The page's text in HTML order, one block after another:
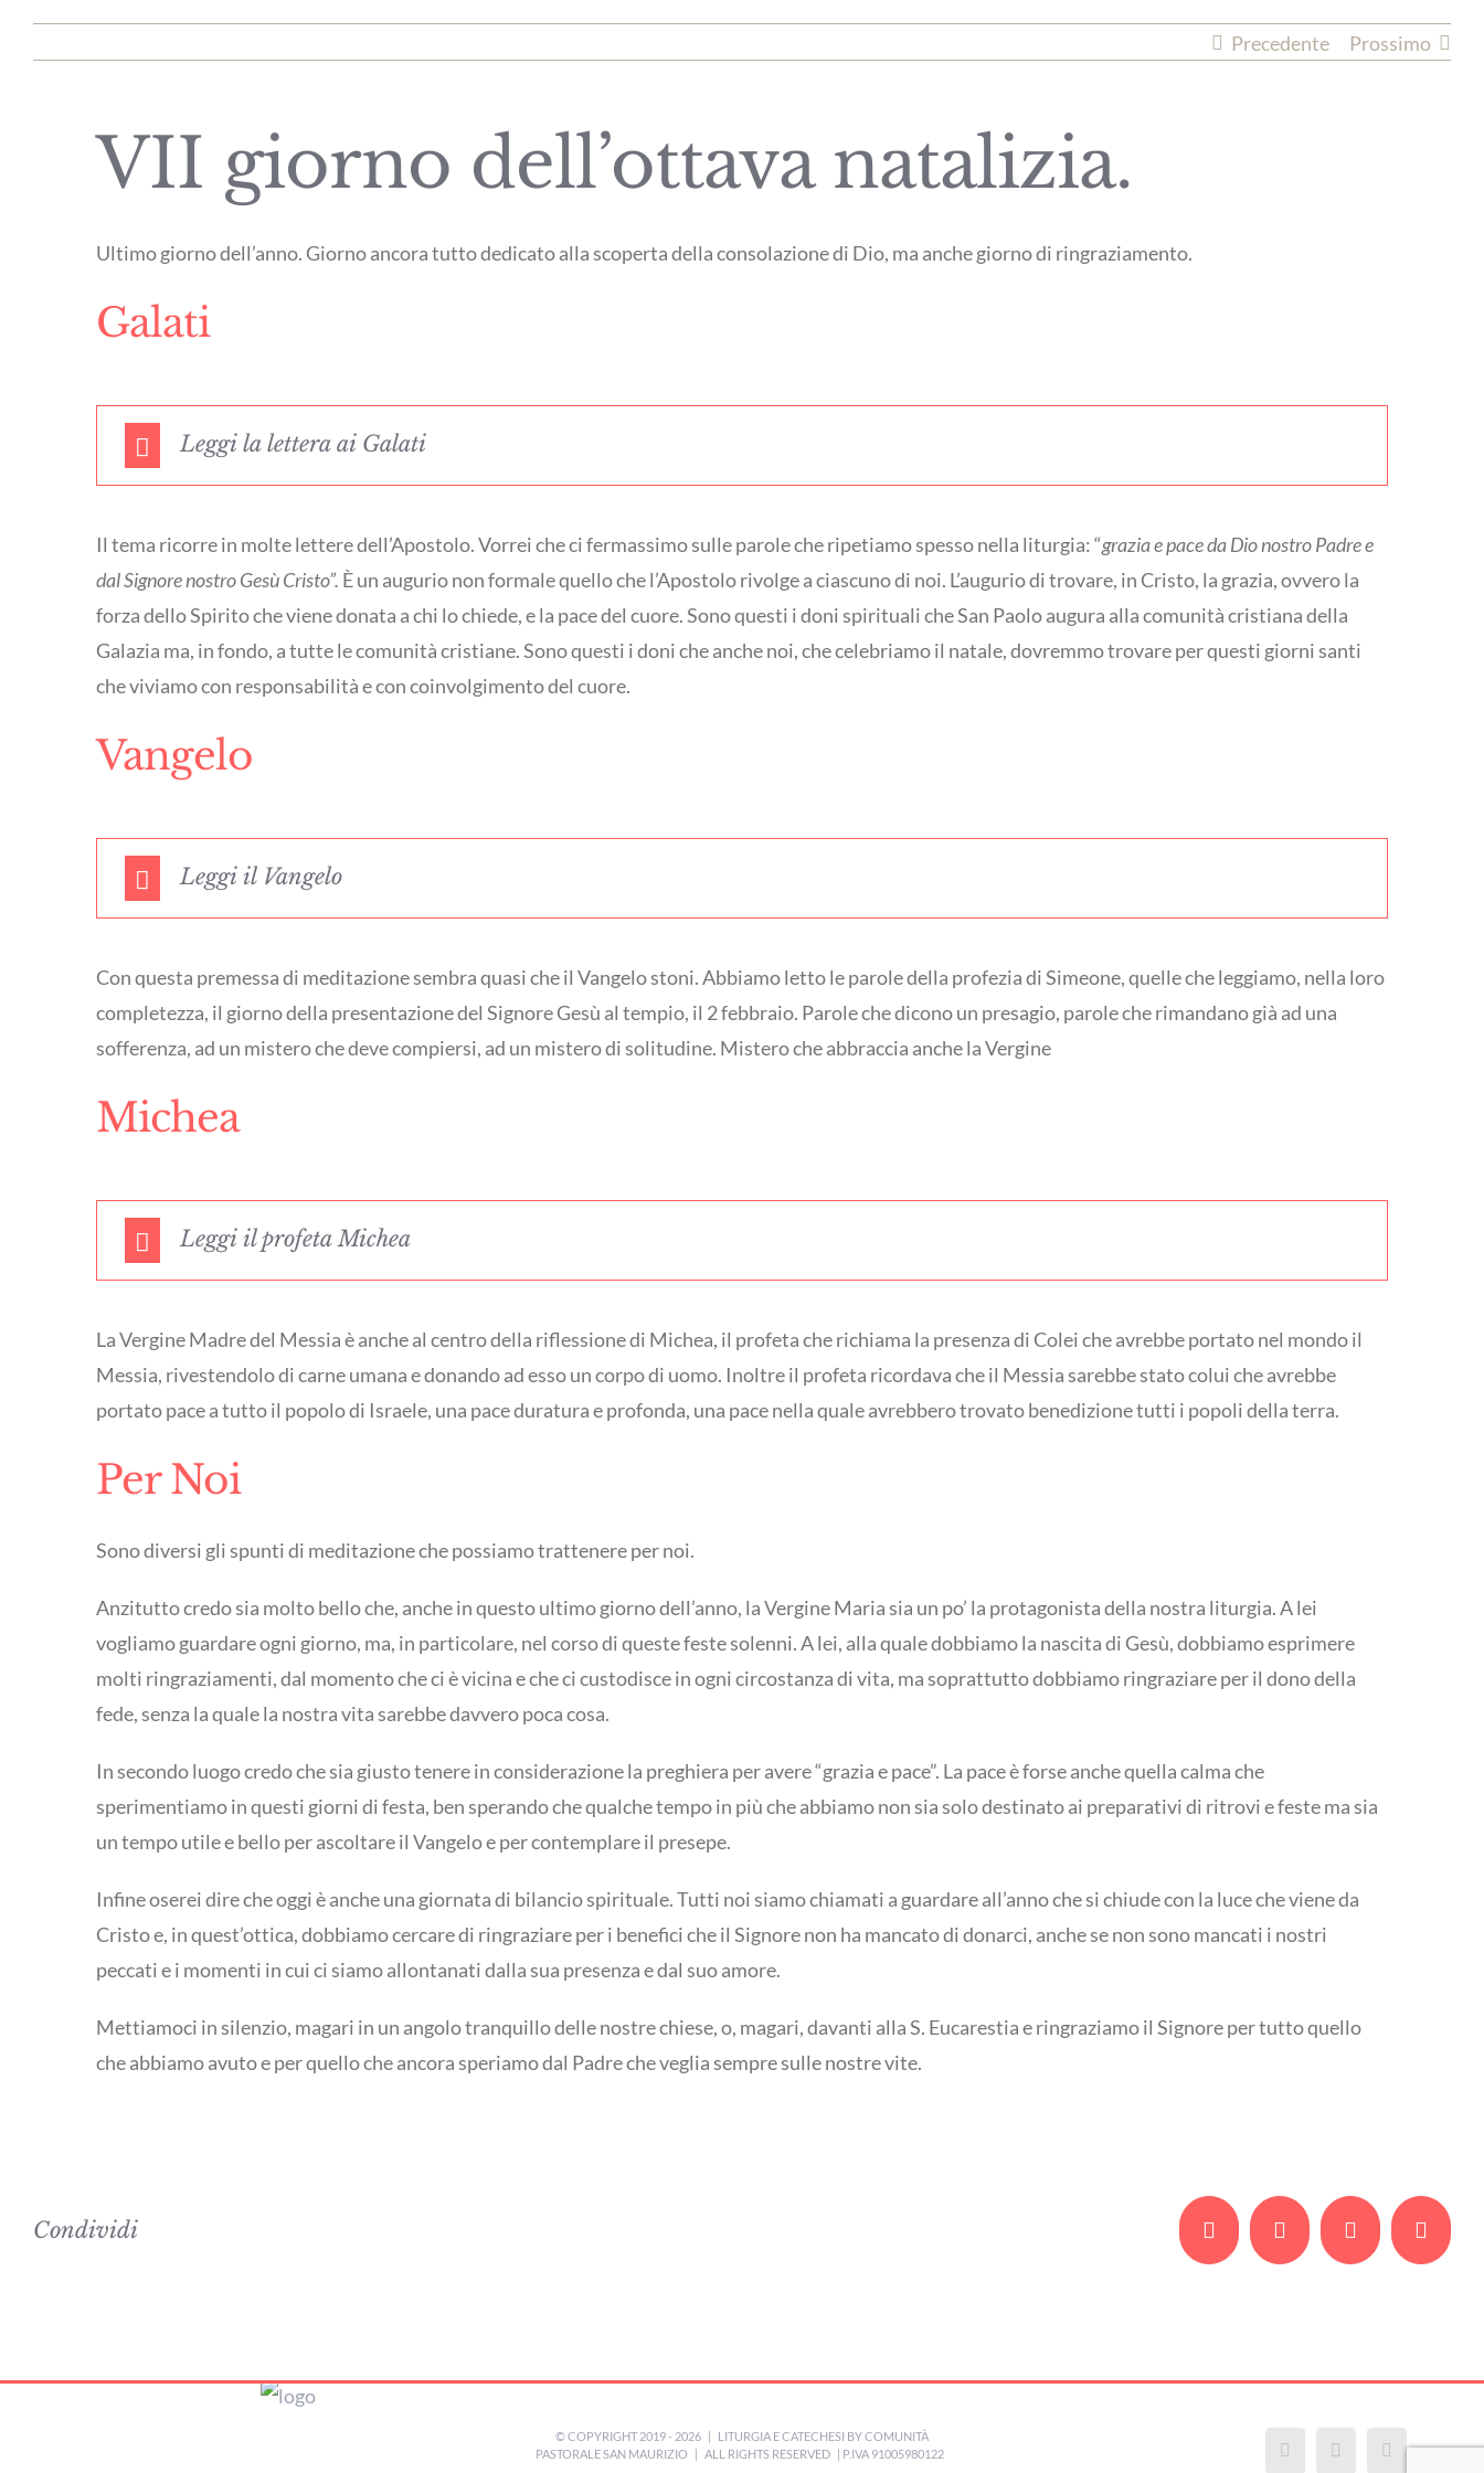
Precedente Prossimo
VII giorno dell’ottava natalizia.
Ultimo giorno dell’anno. Giorno ancora tutto dedicato alla scoperta della consolazione di Dio, ma anche giorno di ringraziamento.
Galati
Leggi la lettera ai Galati
Il tema ricorre in molte lettere dell’Apostolo. Vorrei che ci fermassimo sulle parole che ripetiamo spesso nella liturgia: “grazia e pace da Dio nostro Padre e
dal Signore nostro Gesù Cristo”. È un augurio non formale quello che l’Apostolo rivolge a ciascuno di noi. L’augurio di trovare, in Cristo, la grazia, ovvero la
forza dello Spirito che viene donata a chi lo chiede, e la pace del cuore. Sono questi i doni spirituali che San Paolo augura alla comunità cristiana della
Galazia ma, in fondo, a tutte le comunità cristiane. Sono questi i doni che anche noi, che celebriamo il natale, dovremmo trovare per questi giorni santi
che viviamo con responsabilità e con coinvolgimento del cuore.
Vangelo
Leggi il Vangelo
Con questa premessa di meditazione sembra quasi che il Vangelo stoni. Abbiamo letto le parole della profezia di Simeone, quelle che leggiamo, nella loro
completezza, il giorno della presentazione del Signore Gesù al tempio, il 2 febbraio. Parole che dicono un presagio, parole che rimandano già ad una
sofferenza, ad un mistero che deve compiersi, ad un mistero di solitudine. Mistero che abbraccia anche la Vergine
Michea
Leggi il profeta Michea
La Vergine Madre del Messia è anche al centro della riflessione di Michea, il profeta che richiama la presenza di Colei che avrebbe portato nel mondo il
Messia, rivestendolo di carne umana e donando ad esso un corpo di uomo. Inoltre il profeta ricordava che il Messia sarebbe stato colui che avrebbe
portato pace a tutto il popolo di Israele, una pace duratura e profonda, una pace nella quale avrebbero trovato benedizione tutti i popoli della terra.
Per Noi
Sono diversi gli spunti di meditazione che possiamo trattenere per noi.
Anzitutto credo sia molto bello che, anche in questo ultimo giorno dell’anno, la Vergine Maria sia un po’ la protagonista della nostra liturgia. A lei
vogliamo guardare ogni giorno, ma, in particolare, nel corso di queste feste solenni. A lei, alla quale dobbiamo la nascita di Gesù, dobbiamo esprimere
molti ringraziamenti, dal momento che ci è vicina e che ci custodisce in ogni circostanza di vita, ma soprattutto dobbiamo ringraziare per il dono della
fede, senza la quale la nostra vita sarebbe davvero poca cosa.
In secondo luogo credo che sia giusto tenere in considerazione la preghiera per avere “grazia e pace”. La pace è forse anche quella calma che
sperimentiamo in questi giorni di festa, ben sperando che qualche tempo in più che abbiamo non sia solo destinato ai preparativi di ritrovi e feste ma sia
un tempo utile e bello per ascoltare il Vangelo e per contemplare il presepe.
Infine oserei dire che oggi è anche una giornata di bilancio spirituale. Tutti noi siamo chiamati a guardare all’anno che si chiude con la luce che viene da
Cristo e, in quest’ottica, dobbiamo cercare di ringraziare per i benefici che il Signore non ha mancato di donarci, anche se non sono mancati i nostri
peccati e i momenti in cui ci siamo allontanati dalla sua presenza e dal suo amore.
Mettiamoci in silenzio, magari in un angolo tranquillo delle nostre chiese, o, magari, davanti alla S. Eucarestia e ringraziamo il Signore per tutto quello
che abbiamo avuto e per quello che ancora speriamo dal Padre che veglia sempre sulle nostre vite.
Condividi Facebook Twitter Whatsapp Email
© COPYRIGHT 2019 - 2026 | LITURGIA E CATECHESI BYCOMUNITÀ
PASTORALE SAN MAURIZIO | ALL RIGHTS RESERVED | P.IVA 91005980122